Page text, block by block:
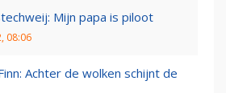
Mijn papa is piloot
08:06
Achter de wolken schijnt de